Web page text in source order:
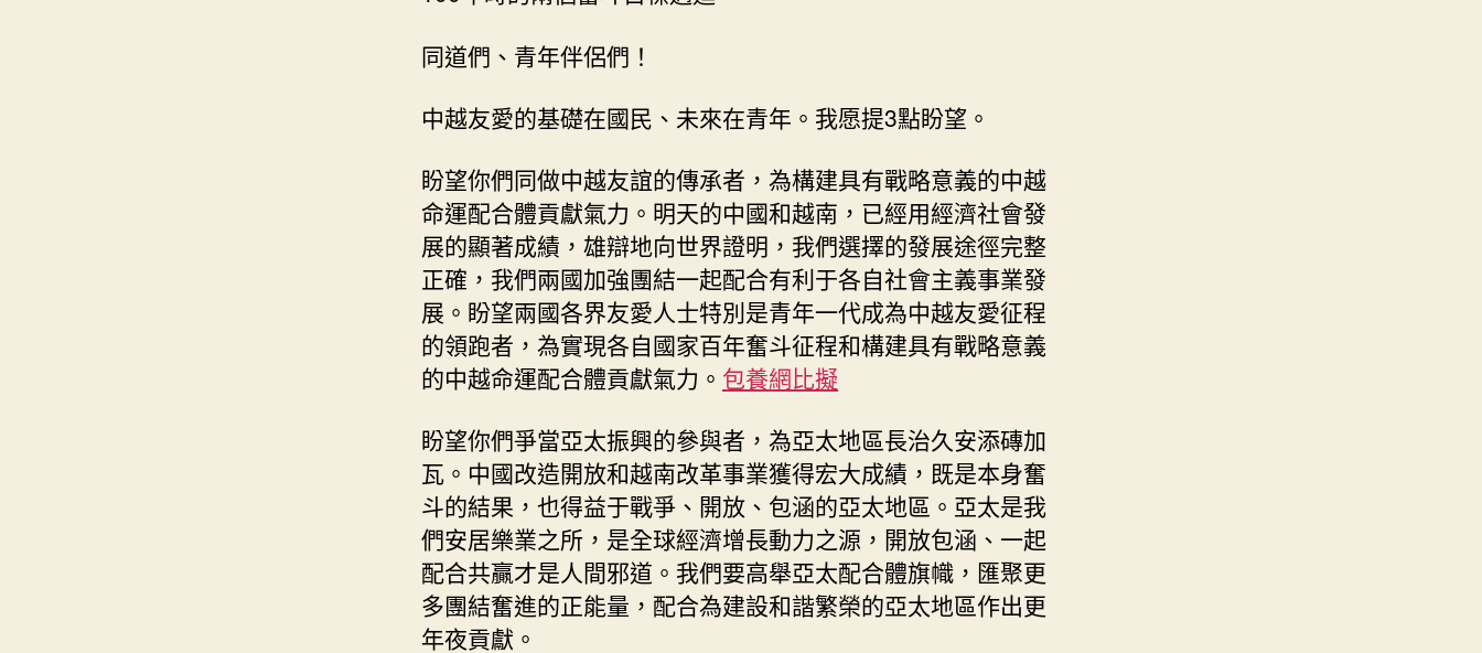
同道們、青年伴侶們！
中越友愛的基礎在國民、未來在青年。我愿提3點盼望。
盼望你們同做中越友誼的傳承者，為構建具有戰略意義的中越
命運配合體貢獻氣力。明天的中國和越南，已經用經濟社會發
展的顯著成績，雄辯地向世界證明，我們選擇的發展途徑完整
正確，我們兩國加強團結一起配合有利于各自社會主義事業發
展。盼望兩國各界友愛人士特別是青年一代成為中越友愛征程
的領跑者，為實現各自國家百年奮斗征程和構建具有戰略意義
的中越命運配合體貢獻氣力。 包養網比擬
盼望你們爭當亞太振興的參與者，為亞太地區長治久安添磚加
瓦。中國改造開放和越南改革事業獲得宏大成績，既是本身奮
斗的結果，也得益于戰爭、開放、包涵的亞太地區。亞太是我
們安居樂業之所，是全球經濟增長動力之源，開放包涵、一起
配合共贏才是人間邪道。我們要高舉亞太配合體旗幟，匯聚更
多團結奮進的正能量，配合為建設和諧繁榮的亞太地區作出更
年夜貢獻。